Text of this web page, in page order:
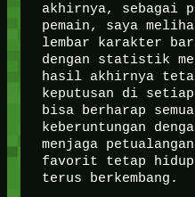
akhirnya, sebagai
pemain, saya
lembar karakter
dengan statistik
hasil akhirnya
keputusan di
bisa berharap
keberuntungan
menjaga
favorit tetap
terus berkembang.